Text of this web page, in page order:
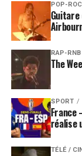
POP-
Guitare
RAP-RNB
The
SPORT
France
réalise
TÉLÉ /